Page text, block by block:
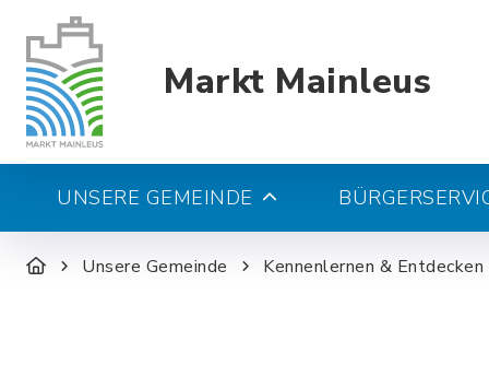
Markt Mainleus
UNSERE GEMEINDE
Unsere Gemeinde Kennenlernen & Entdecken